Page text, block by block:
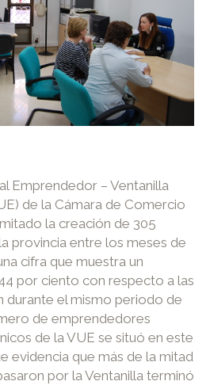
Emprendedor – Ventanilla
de la Cámara de Comercio
la creación de 305
provincia entre los meses de
cifra que muestra un
por ciento con respecto a las
durante el mismo periodo de
de emprendedores
de la VUE se situó en este
evidencia que más de la mitad
por la Ventanilla terminó